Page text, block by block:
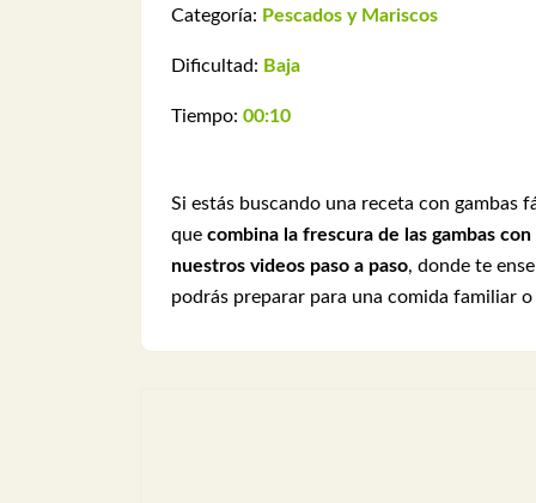
Categoría: Pescados y Mariscos
Dificultad: Baja
Tiempo: 00:10
Si estás buscando una receta con gambas
que combina la frescura de las gambas
nuestros videos paso a paso, donde te
podrás preparar para una comida familiar o